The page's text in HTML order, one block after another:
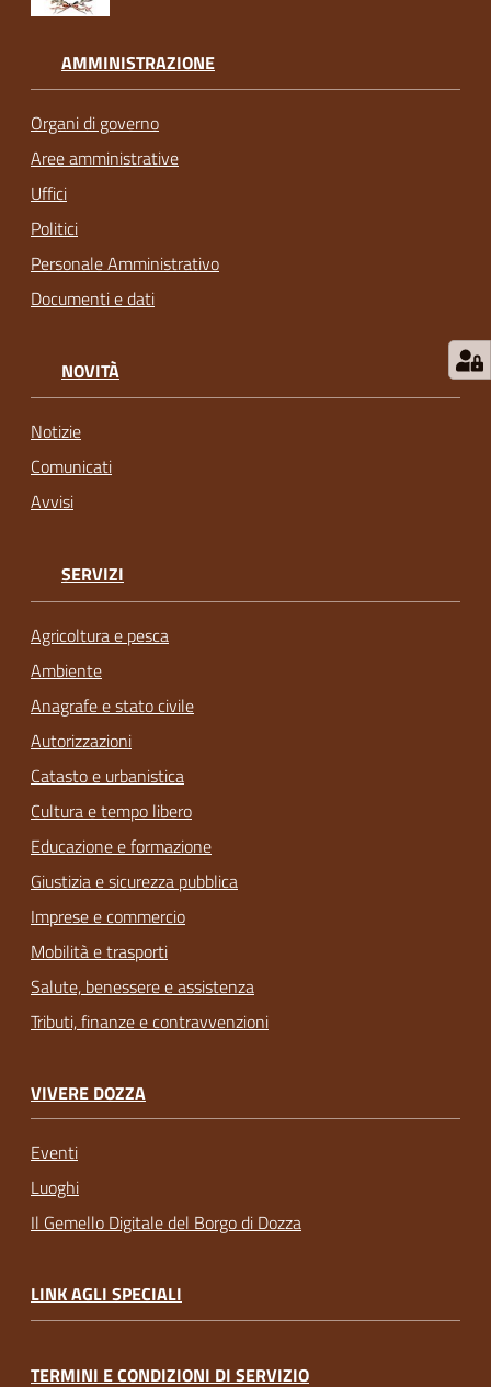
AMMINISTRAZIONE
Organi di governo
Aree amministrative
Uffici
Politici
Personale Amministrativo
Documenti e dati
NOVITÀ
Notizie
Comunicati
Avvisi
SERVIZI
Agricoltura e pesca
Ambiente
Anagrafe e stato civile
Autorizzazioni
Catasto e urbanistica
Cultura e tempo libero
Educazione e formazione
Giustizia e sicurezza pubblica
Imprese e commercio
Mobilità e trasporti
Salute, benessere e assistenza
Tributi, finanze e contravvenzioni
VIVERE DOZZA
Eventi
Luoghi
Il Gemello Digitale del Borgo di Dozza
LINK AGLI SPECIALI
TERMINI E CONDIZIONI DI SERVIZIO